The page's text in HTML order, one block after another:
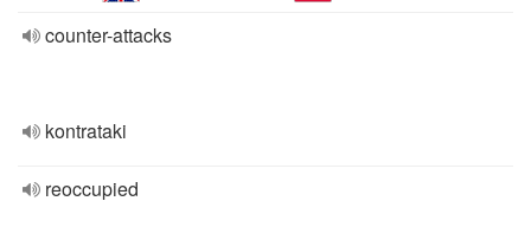
counter-attacks
kontrataki
reoccupied